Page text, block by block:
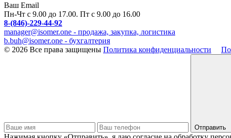
Ваш Email
Пн-Чт с 9.00 до 17.00. Пт с 9.00 до 16.00
8-(846)-229-44-92
manager@isomer.one - продажа, закупка, логистика
b.buh@isomer.one - бухгалтерия
© 2026 Все права защищены Политика конфиденциальности
Отправить